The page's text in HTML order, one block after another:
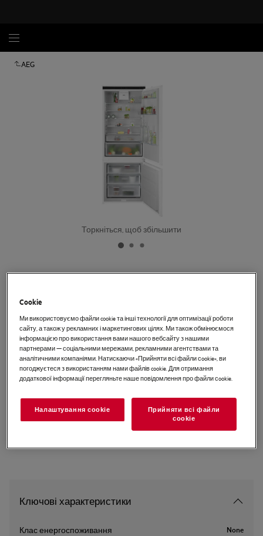
AEG
Торкніться, щоб збільшити
NSC7T751ES
холодильник з морозильною
камерою 188.4 см
EU керівництво
Інструкції з техніки безпеки та попередження щодо
техніки безпеки відповідно до регламенту ЄС 2023/988
наведені в розділах 1 і 2 посібника користувача. Для
безпечного використання виробу прочитайте повний
Ключові характеристики
Клас енергоспоживання None
Cookie
Ми використовуємо файли cookie та інші технології для оптимізації роботи
сайту, а також у рекламних і маркетингових цілях. Ми також обмінюємося
інформацією про використання вами нашого вебсайту з нашими
партнерами — соціальними мережами, рекламними агентствами та
аналітичними компаніями. Натискаючи «Прийняти всі файли сookie», ви
погоджуєтеся з використанням нами файлів cookie. Для отримання
додаткової інформації перегляньте наше повідомлення про файли сookie.
Налаштування cookie
Прийняти всі файли
сookie